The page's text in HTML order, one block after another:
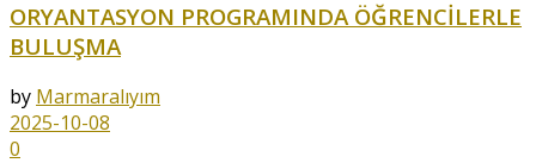
ORYANTASYON PROGRAMINDA ÖĞRENCİLERLE
BULUŞMA
by Marmaralıyım
2025-10-08
0